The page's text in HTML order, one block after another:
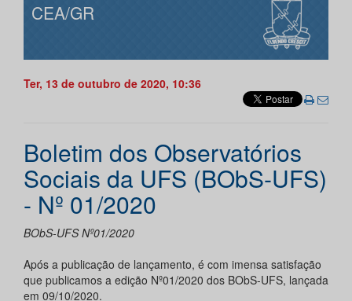
CEA/GR
Ter, 13 de outubro de 2020, 10:36
Boletim dos Observatórios
Sociais da UFS (BObS-UFS)
- Nº 01/2020
BObS-UFS Nº01/2020
Após a publicação de lançamento, é com imensa satisfação
que publicamos a edição Nº01/2020 dos BObS-UFS, lançada
em 09/10/2020.